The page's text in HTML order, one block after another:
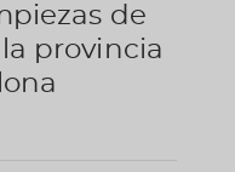
de
provincia